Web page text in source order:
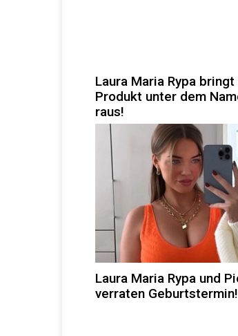
Laura Maria Rypa
Produkt unter dem
raus!
Laura Maria Rypa und
verraten Geburtstermin!